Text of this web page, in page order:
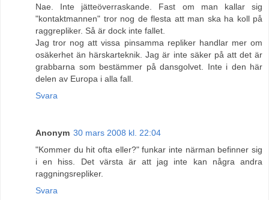
Nae. Inte jätteöverraskande. Fast om man kallar sig
"kontaktmannen" tror nog de flesta att man ska ha koll på
raggrepliker. Så är dock inte fallet.
Jag tror nog att vissa pinsamma repliker handlar mer om
osäkerhet än härskarteknik. Jag är inte säker på att det är
grabbarna som bestämmer på dansgolvet. Inte i den här
delen av Europa i alla fall.
Svara
Anonym 30 mars 2008 kl. 22:04
"Kommer du hit ofta eller?" funkar inte närman befinner sig
i en hiss. Det värsta är att jag inte kan några andra
raggningsrepliker.
Svara